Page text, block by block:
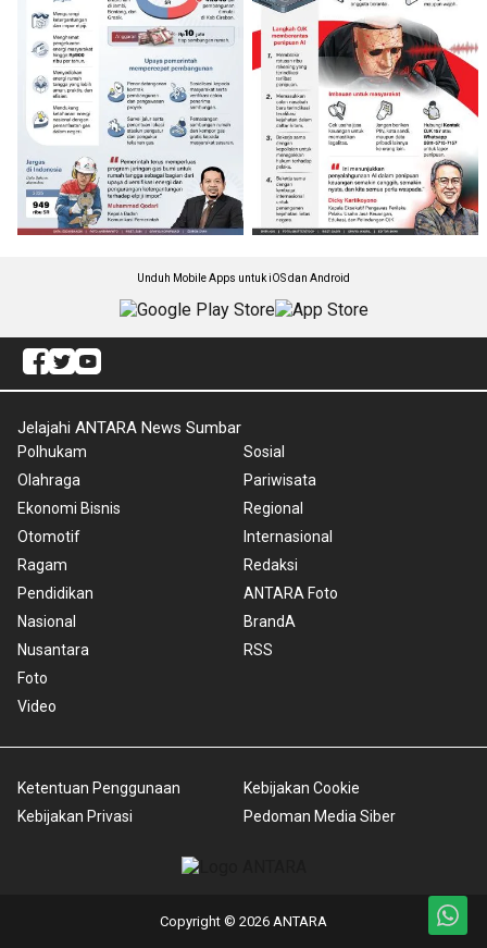
Unduh Mobile Apps untuk iOS dan Android
Jelajahi ANTARA News Sumbar
Polhukam
Olahraga
Ekonomi Bisnis
Otomotif
Ragam
Pendidikan
Nasional
Nusantara
Foto
Video
Sosial
Pariwisata
Regional
Internasional
Redaksi
ANTARA Foto
BrandA
RSS
Ketentuan Penggunaan
Kebijakan Privasi
Kebijakan Cookie
Pedoman Media Siber
Copyright © 2026 ANTARA